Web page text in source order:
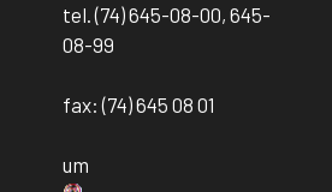
tel. (74) 645-08-00, 645-
08-99
fax: (74) 645 08 01
um